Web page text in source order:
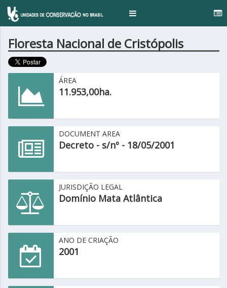
Toggle
Floresta Nacional de Cristópolis
ÁREA
11.953,00ha.
DOCUMENT AREA
Decreto - s/nº - 18/05/2001
JURISDIÇÃO LEGAL
Domínio Mata Atlântica
ANO DE CRIAÇÃO
2001